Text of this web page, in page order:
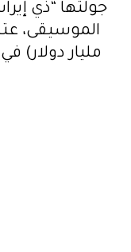
جولتها “ذي